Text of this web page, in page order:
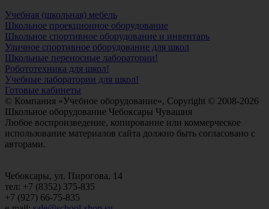
Учебная (школьная) мебель
Школьное проекционное оборудование
Школьное спортивное оборудование и инвентарь
Уличное спортивное оборудование для школ
Школьные переносные лаборатории!
Робототехника для школ!
Учебные лаборатории для школ!
Готовые кабинеты
© Компания «Учебное оборудование», Copyright © 2008-2026
Школьное оборудование Чебоксары Чувашия
Любое воспроизведение, копирование или коммерческое
использование материалов сайта должно быть согласовано с
авторами.
Чебоксары, ул. Пирогова, 14
тел: +7 (8352) 375-835
+7 (927) 66-75-835